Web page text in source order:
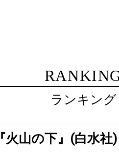
ランキング
『火山の下』(白水社)